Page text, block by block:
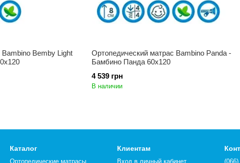
Bemby Light
Ортопедический матрас Bambino Panda -
Бамбино Панда 60x120
4 539 грн
В наличии
Каталог
Ортопедические матрасы
Клиентам
Вход в личный кабинет